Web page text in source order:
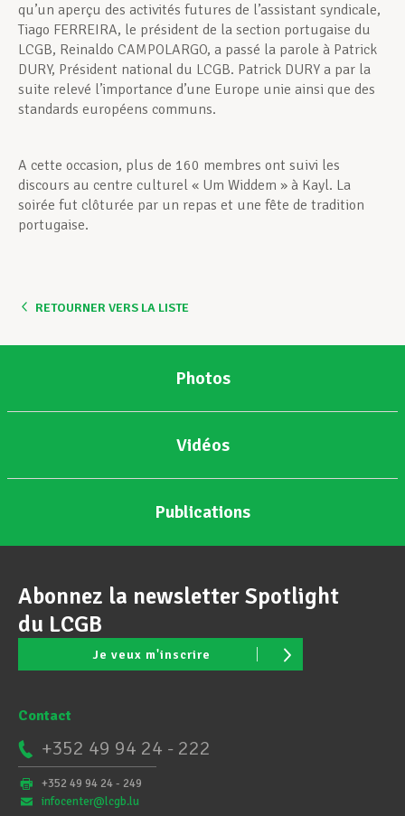
qu’un aperçu des activités futures de l’assistant syndicale,
Tiago FERREIRA, le président de la section portugaise du
LCGB, Reinaldo CAMPOLARGO, a passé la parole à Patrick
DURY, Président national du LCGB. Patrick DURY a par la
suite relevé l’importance d’une Europe unie ainsi que des
standards européens communs.
A cette occasion, plus de 160 membres ont suivi les
discours au centre culturel « Um Widdem » à Kayl. La
soirée fut clôturée par un repas et une fête de tradition
portugaise.
RETOURNER VERS LA LISTE
Photos
Vidéos
Publications
Abonnez la newsletter Spotlight
du LCGB
Je veux m'inscrire
Contact
+352 49 94 24 - 222
+352 49 94 24 - 249
infocenter@lcgb.lu